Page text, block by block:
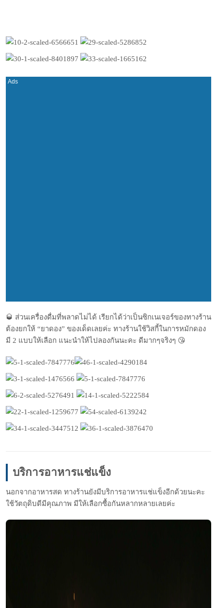
🥃 ส่วนเครื่องดื่มที่พลาดไม่ได้ เรียกได้ว่าเป็นซิกเนเจอร์ของทางร้าน
ต้องยกให้ “ยาดอง” ของเด็ดเลยค่ะ ทางร้านใช้วิสกี้ในการหมักดอง
มี 2 แบบให้เลือก แนะนำให้ไปลองกันนะคะ ดีมากๆจริงๆ 😘
บริการอาหารแช่แข็ง
นอกจากอาหารสด ทางร้านยังมีบริการอาหารแช่แข็งอีกด้วยนะคะ
ใช้วัตถุดิบดีมีคุณภาพ มีให้เลือกซื้อกันหลากหลายเลยค่ะ